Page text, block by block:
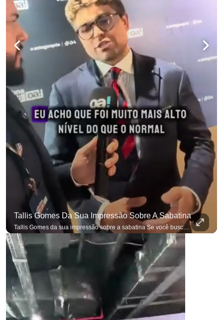
Tallis Gomes Da Sua Impressão Sobre A Sabatina
Tallis Gomes da sua impressão sobre a sabatina Se você busca informação com credibilidade, inscreva-se agora e ative o